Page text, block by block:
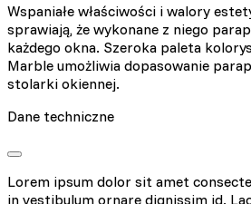
Wspaniałe właściwości i walory
sprawiają, że wykonane z niego
każdego okna. Szeroka paleta
Marble umożliwia dopasowanie
stolarki okiennej.
Dane techniczne
Lorem ipsum dolor sit amet
in vestibulum ornare dignissim id.